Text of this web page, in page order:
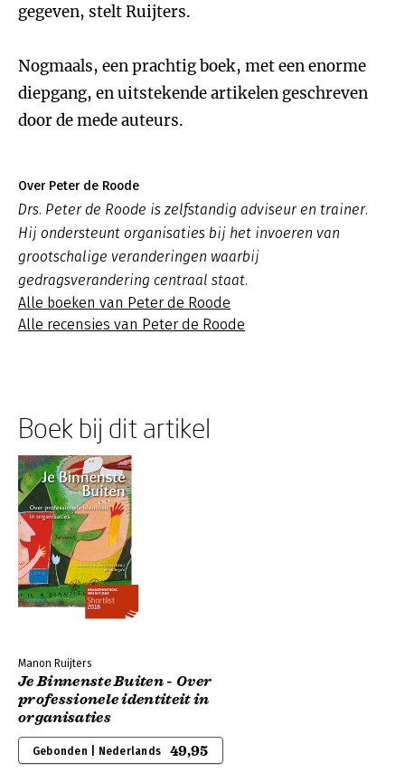
gegeven, stelt Ruijters.
Nogmaals, een prachtig boek, met een enorme
diepgang, en uitstekende artikelen geschreven
door de mede auteurs.
Over Peter de Roode
Drs. Peter de Roode is zelfstandig adviseur en trainer.
Hij ondersteunt organisaties bij het invoeren van
grootschalige veranderingen waarbij
gedragsverandering centraal staat.
Alle boeken van Peter de Roode
Alle recensies van Peter de Roode
Boek bij dit artikel
Manon Ruijters
Je Binnenste Buiten - Over
professionele identiteit in
organisaties
Gebonden | Nederlands 49,95